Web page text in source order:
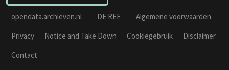
opendata.archieven.nl DE REE
Algemene voorwaarden
Privacy
Notice and Take Down Cookiegebruik
Disclaimer
Contact